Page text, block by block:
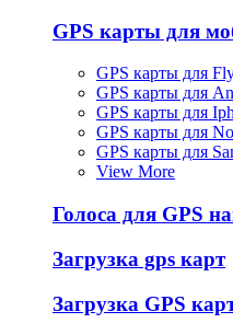
GPS карты для
GPS карты для
GPS карты для
GPS карты для
GPS карты для
GPS карты для
View More
Голоса для GPS
Загрузка gps карт
Загрузка GPS